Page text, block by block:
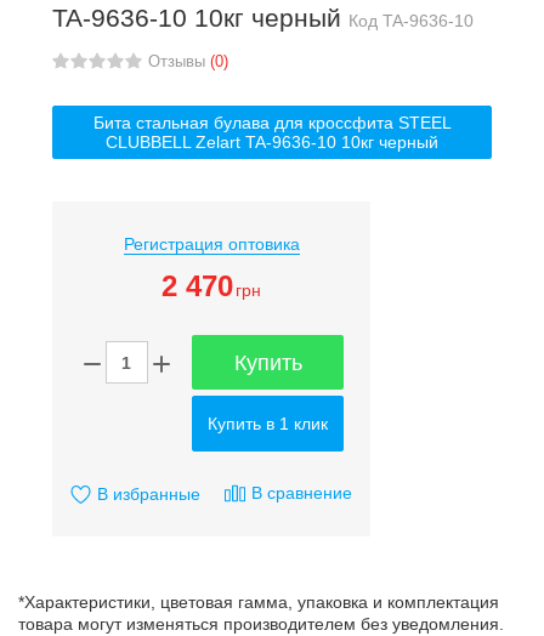
TA-9636-10 10кг черный Код TA-9636-10
Отзывы (0)
Бита стальная булава для кроссфита STEEL
CLUBBELL Zelart TA-9636-10 10кг черный
Регистрация оптовика
2 470 грн
Купить
Купить в 1 клик
В избранные В сравнение
*Характеристики, цветовая гамма, упаковка и комплектация
товара могут изменяться производителем без уведомления.